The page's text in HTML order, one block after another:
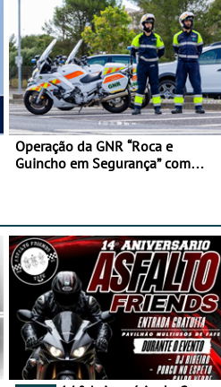
Operação da GNR “Roca e
Guincho em Segurança” com